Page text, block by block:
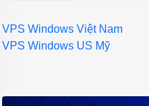
VPS Windows Việt Nam
VPS Windows US Mỹ